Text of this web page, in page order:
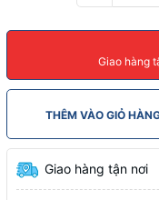
Giao hàng
THÊM VÀO GIỎ
Giao hàng tận nơi